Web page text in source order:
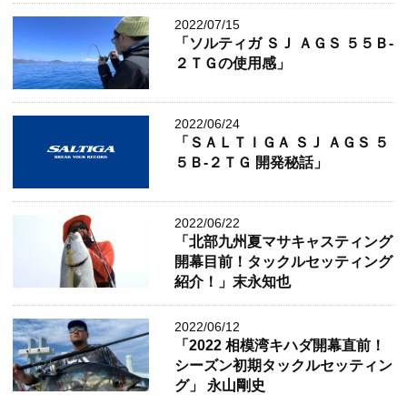
2022/07/15
「ソルティガ ＳＪ ＡＧＳ ５５Ｂ-
２ＴＧの使用感」
2022/06/24
「ＳＡＬＴＩＧＡ ＳＪ ＡＧＳ ５
５Ｂ-２ＴＧ 開発秘話」
2022/06/22
「北部九州夏マサキャスティング
開幕目前！タックルセッティング
紹介！」末永知也
2022/06/12
「2022 相模湾キハダ開幕直前！
シーズン初期タックルセッティン
グ」 永山剛史